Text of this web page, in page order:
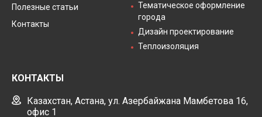
Полезные статьи
Контакты
Тематическое оформление
города
Дизайн проектирование
Теплоизоляция
КОНТАКТЫ
Казахстан, Астана, ул. Азербайжана Мамбетова 16,
офис 1